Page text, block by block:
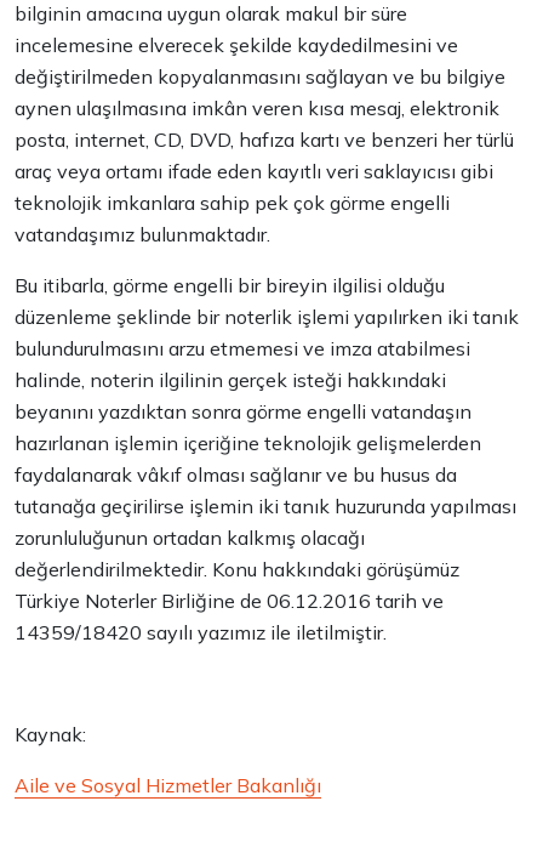
bilginin amacına uygun olarak makul bir süre
incelemesine elverecek şekilde kaydedilmesini ve
değiştirilmeden kopyalanmasını sağlayan ve bu bilgiye
aynen ulaşılmasına imkân veren kısa mesaj, elektronik
posta, internet, CD, DVD, hafıza kartı ve benzeri her türlü
araç veya ortamı ifade eden kayıtlı veri saklayıcısı gibi
teknolojik imkanlara sahip pek çok görme engelli
vatandaşımız bulunmaktadır.
Bu itibarla, görme engelli bir bireyin ilgilisi olduğu
düzenleme şeklinde bir noterlik işlemi yapılırken iki tanık
bulundurulmasını arzu etmemesi ve imza atabilmesi
halinde, noterin ilgilinin gerçek isteği hakkındaki
beyanını yazdıktan sonra görme engelli vatandaşın
hazırlanan işlemin içeriğine teknolojik gelişmelerden
faydalanarak vâkıf olması sağlanır ve bu husus da
tutanağa geçirilirse işlemin iki tanık huzurunda yapılması
zorunluluğunun ortadan kalkmış olacağı
değerlendirilmektedir. Konu hakkındaki görüşümüz
Türkiye Noterler Birliğine de 06.12.2016 tarih ve
14359/18420 sayılı yazımız ile iletilmiştir.
Kaynak:
Aile ve Sosyal Hizmetler Bakanlığı